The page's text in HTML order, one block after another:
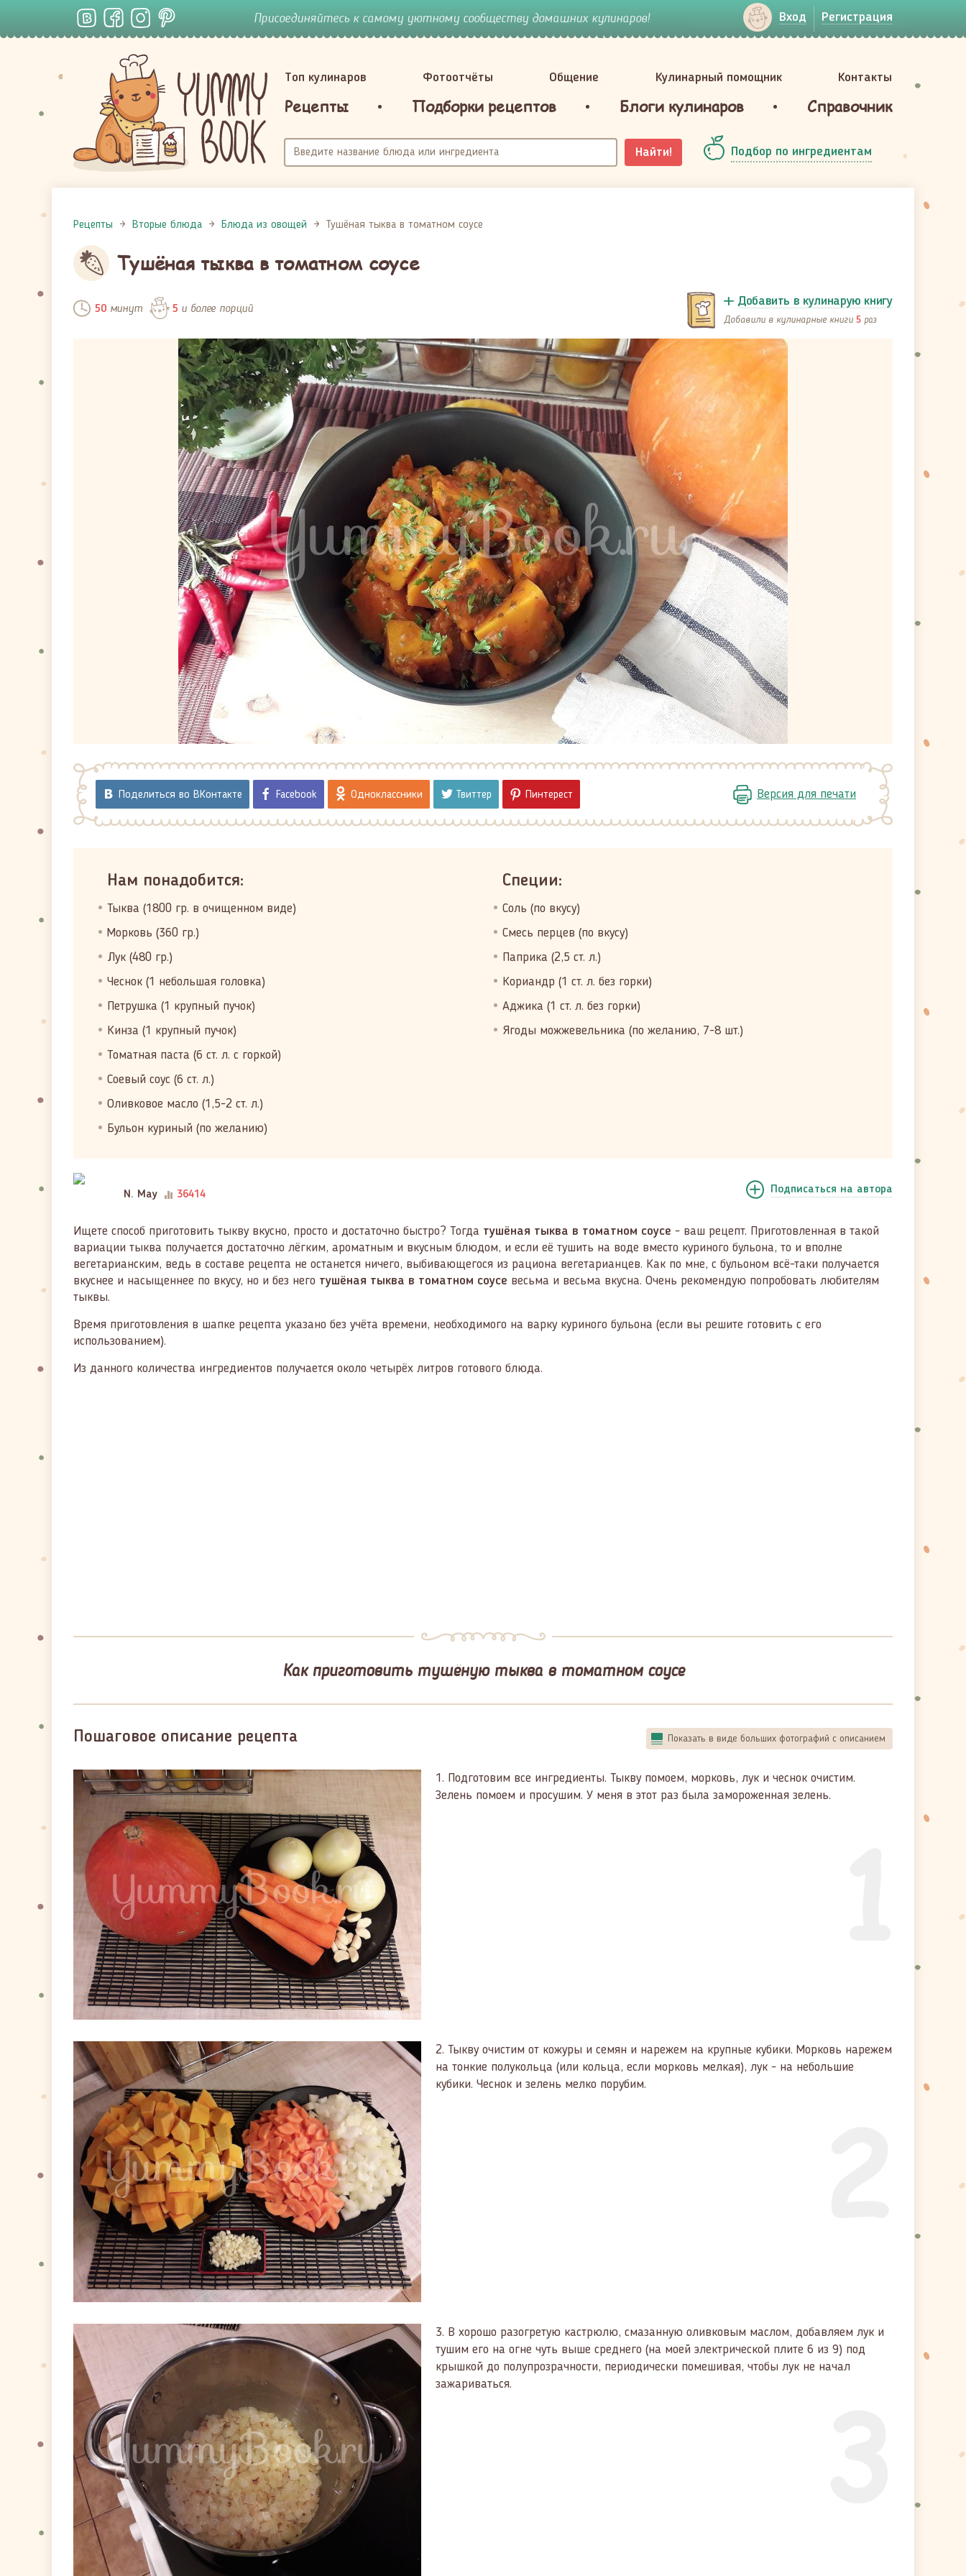
Присоединяйтесь к самому уютному сообществу домашних кулинаров! Вход Регистрация
Топ кулинаров Фотоотчёты Общение Кулинарный помощник Контакты
Рецепты Подборки рецептов Блоги кулинаров Справочник
Найти! Подбор по ингредиентам
Рецепты Вторые блюда Блюда из овощей Тушёная тыква в томатном соусе
Тушёная тыква в томатном соусе
50минут 5 и более порций Добавить в кулинарую книгу
Добавили в кулинарные книги 5 раз
Поделиться во ВКонтакте Facebook Одноклассники Твиттер Пинтерест Версия для печати
Нам понадобится:
Тыква (1800 гр. в очищенном виде)
Морковь (360 гр.)
Лук (480 гр.)
Чеснок (1 небольшая головка)
Петрушка (1 крупный пучок)
Кинза (1 крупный пучок)
Томатная паста (6 ст. л. с горкой)
Соевый соус (6 ст. л.)
Оливковое масло (1,5-2 ст. л.)
Бульон куриный (по желанию)
Специи:
Соль (по вкусу)
Смесь перцев (по вкусу)
Паприка (2,5 ст. л.)
Кориандр (1 ст. л. без горки)
Аджика (1 ст. л. без горки)
Ягоды можжевельника (по желанию, 7-8 шт.)
N. May 36414 Подписаться на автора
Ищете способ приготовить тыкву вкусно, просто и достаточно быстро? Тогда тушёная тыква в томатном соусе - ваш рецепт. Приготовленная в такой
вариации тыква получается достаточно лёгким, ароматным и вкусным блюдом, и если её тушить на воде вместо куриного бульона, то и вполне
вегетарианским, ведь в составе рецепта не останется ничего, выбивающегося из рациона вегетарианцев. Как по мне, с бульоном всё-таки получается
вкуснее и насыщеннее по вкусу, но и без него тушёная тыква в томатном соусе весьма и весьма вкусна. Очень рекомендую попробовать любителям
тыквы.
Время приготовления в шапке рецепта указано без учёта времени, необходимого на варку куриного бульона (если вы решите готовить с его
использованием).
Из данного количества ингредиентов получается около четырёх литров готового блюда.
Как приготовить тушёную тыква в томатном соусе
Пошаговое описание рецепта Показать в виде больших фотографий с описанием
1. Подготовим все ингредиенты. Тыкву помоем, морковь, лук и чеснок очистим.
Зелень помоем и просушим. У меня в этот раз была замороженная зелень.
2. Тыкву очистим от кожуры и семян и нарежем на крупные кубики. Морковь нарежем
на тонкие полукольца (или кольца, если морковь мелкая), лук - на небольшие
кубики. Чеснок и зелень мелко порубим.
3. В хорошо разогретую кастрюлю, смазанную оливковым маслом, добавляем лук и
тушим его на огне чуть выше среднего (на моей электрической плите 6 из 9) под
крышкой до полупрозрачности, периодически помешивая, чтобы лук не начал
зажариваться.